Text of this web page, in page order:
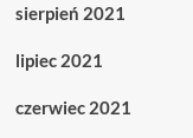
sierpień 2021
lipiec 2021
czerwiec 2021